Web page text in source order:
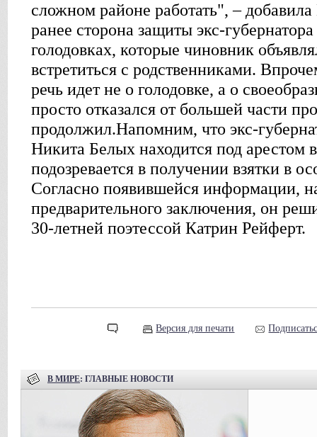
сложном районе работать", –
ранее сторона защиты экс-
голодовках, которые чиновник
встретиться с родственниками.
речь идет не о голодовке, а о
просто отказался от большей части
продолжил.Напомним, что экс-
Никита Белых находится под
подозревается в получении взятки в
Согласно появившейся информации,
предварительного заключения, он
30-летней поэтессой Катрин Рейферт.
Версия для печати
В МИРЕ: ГЛАВНЫЕ НОВОСТИ